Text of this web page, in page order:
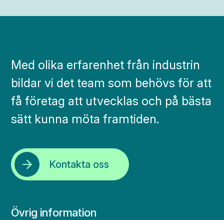
Med olika erfarenhet från industrin
bildar vi det team som behövs för att
få företag att utvecklas och på bästa
sätt kunna möta framtiden.
Kontakta oss
Övrig information